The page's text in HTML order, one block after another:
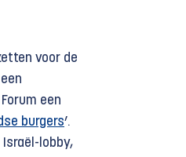
voor de
een
burgers’.
Israël-lobby,